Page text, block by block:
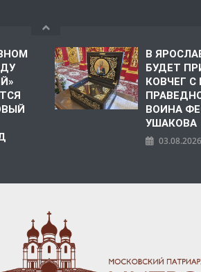
В
БУДЕТ
КОВЧЕГ
ВОИНА
УШАКОВА
03.08.2026